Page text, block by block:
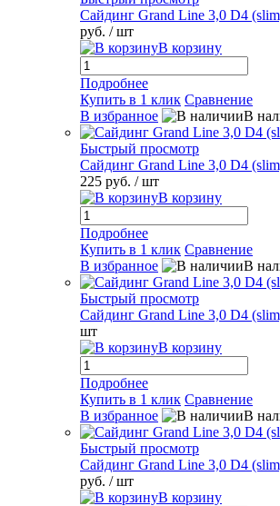
Сайдинг Grand Line 3,0 D4
руб. / шт
В корзину
Подробнее
Купить в 1 клик Сравнение
В избранное
В
Быстрый просмотр
Сайдинг Grand Line 3,0 D4
225 руб. / шт
В корзину
Подробнее
Купить в 1 клик Сравнение
В избранное
В
Быстрый просмотр
Сайдинг Grand Line 3,0 D4
шт
В корзину
Подробнее
Купить в 1 клик Сравнение
В избранное
В
Быстрый просмотр
Сайдинг Grand Line 3,0 D4
руб. / шт
В корзину